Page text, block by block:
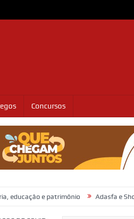
Concursos
patrimônio Adasfa e Shopping Jardins